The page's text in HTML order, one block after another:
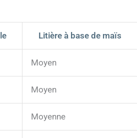
Litière à base de maïs
Moyen
Moyen
Moyenne